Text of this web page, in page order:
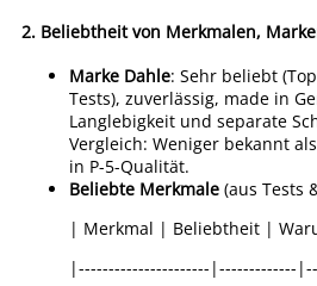
2. Beliebtheit von Merkmalen,
Marke Dahle: Sehr beliebt
Tests), zuverlässig, made in
Langlebigkeit und separate
Vergleich: Weniger bekannt als
in P-5-Qualität.
Beliebte Merkmale (aus Tests
| Merkmal | Beliebtheit |
|----------------------|-------------